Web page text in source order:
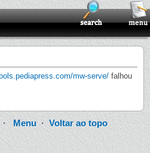
mw-serve/ falhou
Menu· Voltar ao topo